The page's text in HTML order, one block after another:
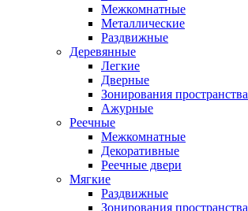
Межкомнатные
Металлические
Раздвижные
Деревянные
Легкие
Дверные
Зонирования пространства
Ажурные
Реечные
Межкомнатные
Декоративные
Реечные двери
Мягкие
Раздвижные
Зонирования пространства